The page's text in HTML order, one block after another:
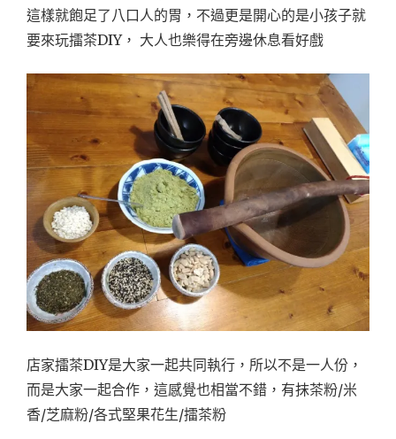
這樣就飽足了八口人的胃，不過更是開心的是小孩子就
要來玩擂茶DIY， 大人也樂得在旁邊休息看好戲
店家擂茶DIY是大家一起共同執行，所以不是一人份，
而是大家一起合作，這感覺也相當不錯，有抹茶粉/米
香/芝麻粉/各式堅果花生/擂茶粉